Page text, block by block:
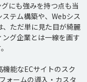
にも強みを持つ点も当
テム構築や、Webシス
ただ単に見た目が綺麗
グ企業とは一線を画す
能なECサイトのスク
ォームの導入・カスタ